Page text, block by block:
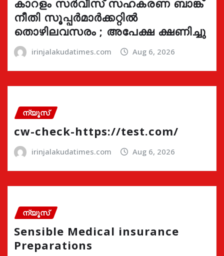
നീതി സൂപ്പർമാർക്കറ്റിൽ
തൊഴിലവസരം ; അപേക്ഷ ക്ഷണിച്ചു
irinjalakudatimes.com Aug 6, 2026
ന്യൂസ്
cw-check-https://test.com/
irinjalakudatimes.com Aug 6, 2026
ന്യൂസ്
Sensible Medical insurance
Preparations